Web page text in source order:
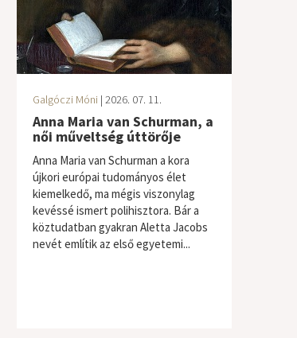
Galgóczi Móni | 2026. 07. 11.
Anna Maria van Schurman, a
női műveltség úttörője
Anna Maria van Schurman a kora
újkori európai tudományos élet
kiemelkedő, ma mégis viszonylag
kevéssé ismert polihisztora. Bár a
köztudatban gyakran Aletta Jacobs
nevét említik az első egyetemi...